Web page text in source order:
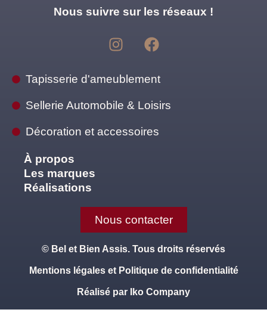
Nous suivre sur les réseaux !
Tapisserie d'ameublement
Sellerie Automobile & Loisirs
Décoration et accessoires
À propos
Les marques
Réalisations
Nous contacter
© Bel et Bien Assis. Tous droits réservés
Mentions légales et Politique de confidentialité
Réalisé par Iko Company